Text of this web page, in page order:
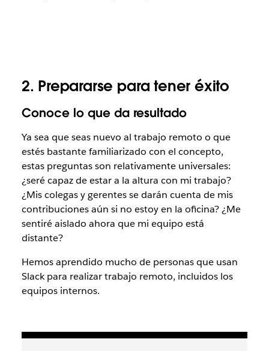
2. Prepararse para tener éxito
Conoce lo que da resultado
Ya sea que seas nuevo al trabajo remoto o que
estés bastante familiarizado con el concepto,
estas preguntas son relativamente universales:
¿seré capaz de estar a la altura con mi trabajo?
¿Mis colegas y gerentes se darán cuenta de mis
contribuciones aún si no estoy en la oficina? ¿Me
sentiré aislado ahora que mi equipo está
distante?
Hemos aprendido mucho de personas que usan
Slack para realizar trabajo remoto, incluidos los
equipos internos.